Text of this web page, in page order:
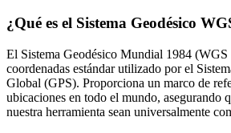
¿Qué es el Sistema Geodésico
El Sistema Geodésico Mundial 1984 (WGS
coordenadas estándar utilizado por el
Global (GPS). Proporciona un marco de
ubicaciones en todo el mundo, asegurando
nuestra herramienta sean universalmente